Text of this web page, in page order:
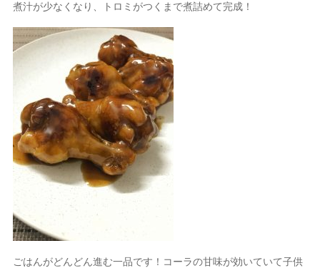
煮汁が少なくなり、トロミがつくまで煮詰めて完成！
ごはんがどんどん進む一品です！コーラの甘味が効いていて子供